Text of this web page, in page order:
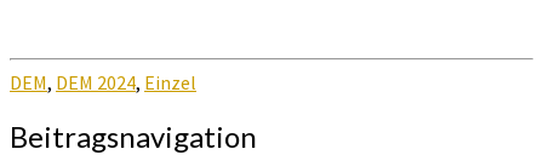
DEM, DEM 2024, Einzel
Beitragsnavigation